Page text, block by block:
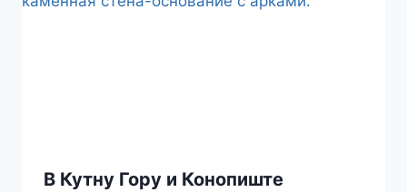
В Кутну Гору и Конопиште